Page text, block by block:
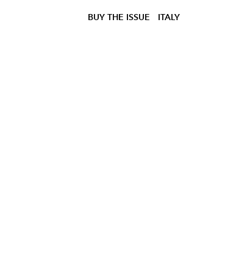
BUY THE ISSUE ITALY